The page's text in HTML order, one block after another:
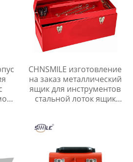
CHNSMILE изготовление
на заказ металлический
ящик для инструментов
стальной лоток ящик
хранения инструментов